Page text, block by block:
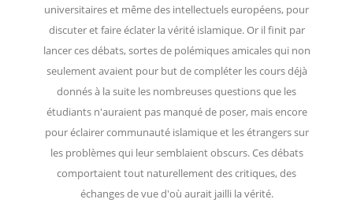
universitaires et même des intellectuels européens, pour
discuter et faire éclater la vérité islamique. Or il finit par
lancer ces débats, sortes de polémiques amicales qui non
seulement avaient pour but de compléter les cours déjà
donnés à la suite les nombreuses questions que les
étudiants n'auraient pas manqué de poser, mais encore
pour éclairer communauté islamique et les étrangers sur
les problèmes qui leur semblaient obscurs. Ces débats
comportaient tout naturellement des critiques, des
échanges de vue d'où aurait jailli la vérité.